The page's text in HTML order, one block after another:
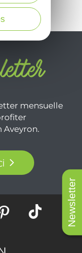
Newsletter
mensuelle
Aveyron.